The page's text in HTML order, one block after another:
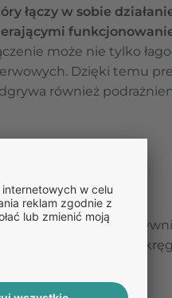
łączy w sobie
może nie tylko
Dzięki temu
również
wielostawowe,
zwyrodnieniowa
bólowe szyi.